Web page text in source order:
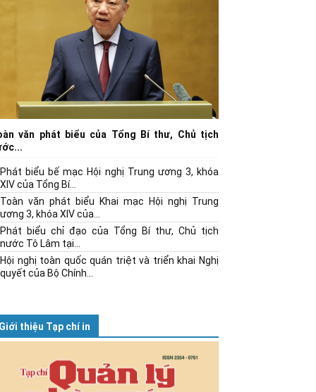
văn phát biểu của Tổng Bí thư, Chủ tịch
Phát biểu bế mạc Hội nghị Trung ương 3, khóa
XIV của Tổng Bí...
Toàn văn phát biểu Khai mạc Hội nghị Trung
ương 3, khóa XIV của...
Phát biểu chỉ đạo của Tổng Bí thư, Chủ tịch
nước Tô Lâm tại...
Hội nghị toàn quốc quán triệt và triển khai Nghị
quyết của Bộ Chính...
Giới thiệu Tạp chí in